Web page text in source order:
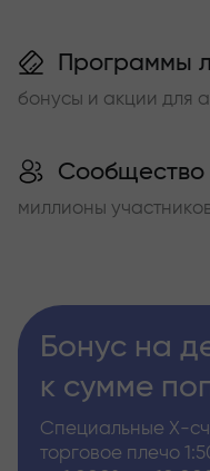
Программы
бонусы и акции для
Сообщество
миллионы
Бонус на
к сумме
Специальные Х-
торговое плечо